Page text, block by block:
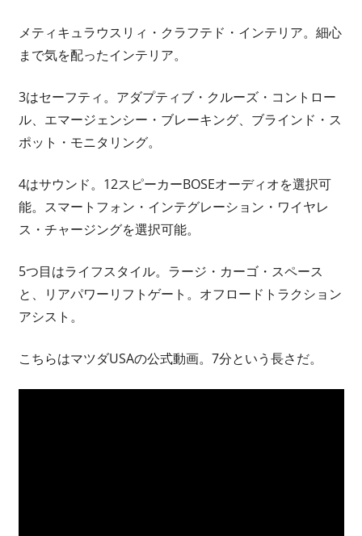
メティキュラウスリィ・クラフテド・インテリア。細心
まで気を配ったインテリア。
3はセーフティ。アダプティブ・クルーズ・コントロー
ル、エマージェンシー・ブレーキング、ブラインド・ス
ポット・モニタリング。
4はサウンド。12スピーカーBOSEオーディオを選択可
能。スマートフォン・インテグレーション・ワイヤレ
ス・チャージングを選択可能。
5つ目はライフスタイル。ラージ・カーゴ・スペース
と、リアパワーリフトゲート。オフロードトラクション
アシスト。
こちらはマツダUSAの公式動画。7分という長さだ。